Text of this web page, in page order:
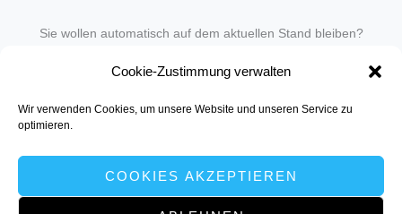
Cookie-Zustimmung verwalten
Wir verwenden Cookies, um unsere Website und unseren Service zu
optimieren.
COOKIES AKZEPTIEREN
Sie wollen automatisch auf dem aktuellen Stand bleiben?
in unseren Newsletter-Service auf.
Senden Sie für ein Angebot einfach eine